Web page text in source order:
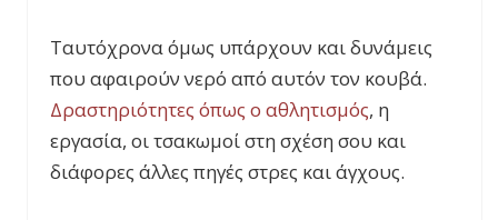
Ταυτόχρονα όμως υπάρχουν και δυνάμεις
που αφαιρούν νερό από αυτόν τον κουβά.
Δραστηριότητες όπως ο αθλητισμός, η
εργασία, οι τσακωμοί στη σχέση σου και
διάφορες άλλες πηγές στρες και άγχους.